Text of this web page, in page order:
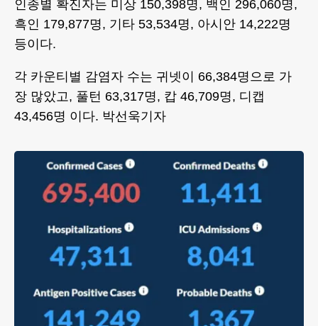
인종별 확진자는 미상 150,398명, 백인 296,060명,
흑인 179,877명, 기타 53,534명, 아시안 14,222명
등이다.
각 카운티별 감염자 수는 귀넷이 66,384명으로 가
장 많았고, 풀턴 63,317명, 캅 46,709명, 디캡
43,456명 이다. 박선욱기자